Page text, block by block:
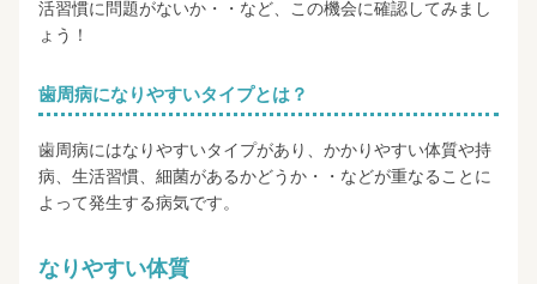
活習慣に問題がないか・・など、この機会に確認してみまし
ょう！
歯周病になりやすいタイプとは？
歯周病にはなりやすいタイプがあり、かかりやすい体質や持
病、生活習慣、細菌があるかどうか・・などが重なることに
よって発生する病気です。
なりやすい体質